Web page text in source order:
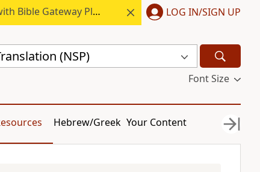
Bible Gateway Plus. LOG IN/SIGN UP
(NSP)
Font Size
Hebrew/Greek Your Content